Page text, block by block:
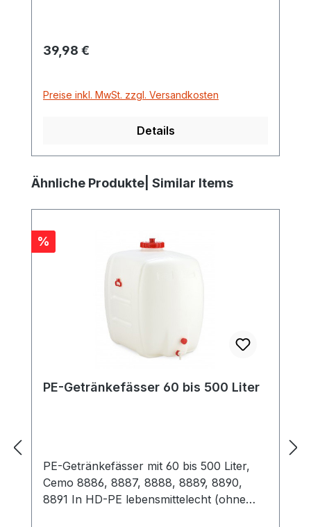
Regulärer Preis:
39,98 €
Preise inkl. MwSt. zzgl. Versandkosten
Details
Produktgalerie überspringen
Ähnliche Produkte| Similar Items
Rabatt
%
PE-Getränkefässer 60 bis 500 Liter
PE-Getränkefässer mit 60 bis 500 Liter,
Cemo 8886, 8887, 8888, 8889, 8890,
8891 In HD-PE lebensmittelecht (ohne